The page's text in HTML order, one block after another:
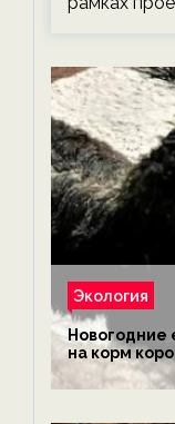
Экология
Новогодние
на корм
обезьянам,
экологии на